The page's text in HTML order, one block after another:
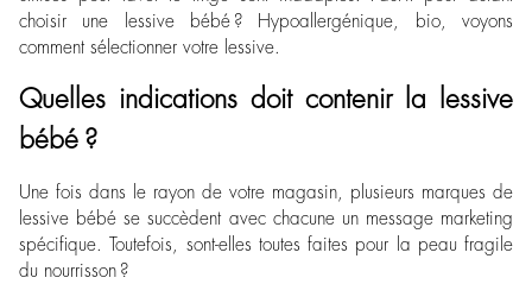
choisir une lessive bébé ? Hypoallergénique, bio, voyons
comment sélectionner votre lessive.
Quelles indications doit contenir la lessive
bébé ?
Une fois dans le rayon de votre magasin, plusieurs marques de
lessive bébé se succèdent avec chacune un message marketing
spécifique. Toutefois, sont-elles toutes faites pour la peau fragile
du nourrisson ?